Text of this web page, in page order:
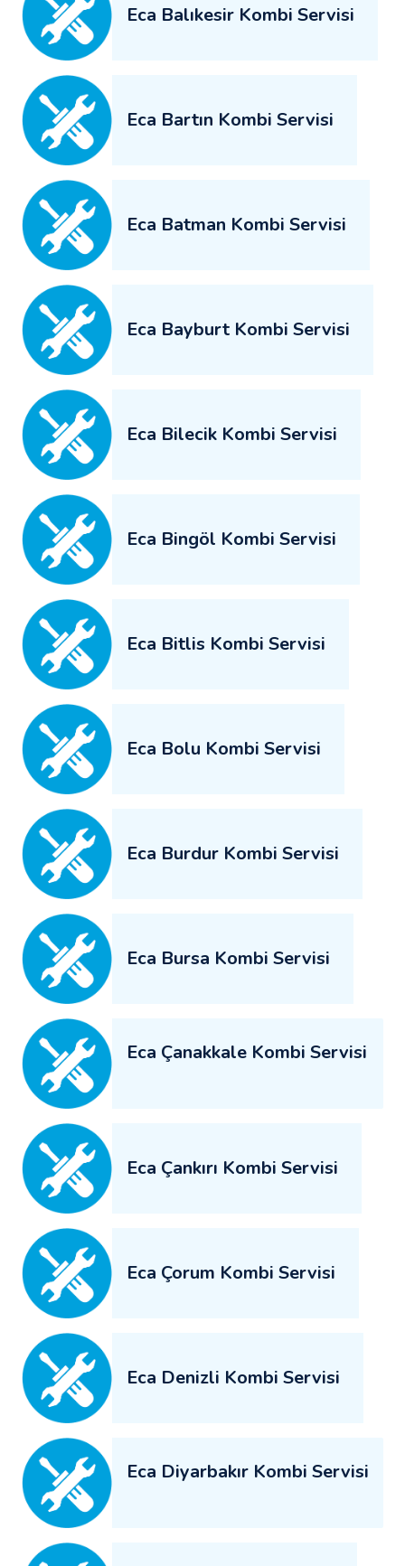
Eca Balıkesir Kombi Servisi
Eca Bartın Kombi Servisi
Eca Batman Kombi Servisi
Eca Bayburt Kombi Servisi
Eca Bilecik Kombi Servisi
Eca Bingöl Kombi Servisi
Eca Bitlis Kombi Servisi
Eca Bolu Kombi Servisi
Eca Burdur Kombi Servisi
Eca Bursa Kombi Servisi
Eca Çanakkale Kombi Servisi
Eca Çankırı Kombi Servisi
Eca Çorum Kombi Servisi
Eca Denizli Kombi Servisi
Eca Diyarbakır Kombi Servisi